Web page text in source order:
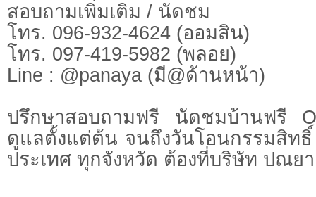
สอบถามเพิ่มเติม / นัดชม
โทร. 096-932-4624 (ออมสิน)
โทร. 097-419-5982 (พลอย)
Line : @panaya (มี@ด้านหน้า)
ปรึกษาสอบถามฟรี นัดชมบ้านฟรี
ดูแลตั้งแต่ต้น จนถึงวันโอนกรรมสิท
ประเทศ ทุกจังหวัด ต้องที่บริษัท ปณย